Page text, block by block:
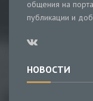
общения на
публикации и
НОВОСТИ